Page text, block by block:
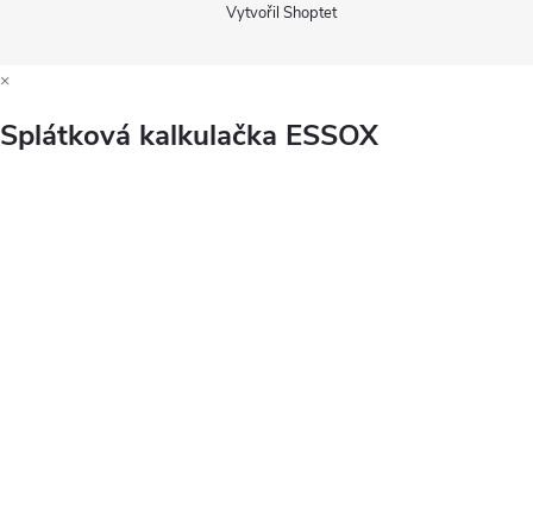
Vytvořil Shoptet
×
Splátková kalkulačka ESSOX